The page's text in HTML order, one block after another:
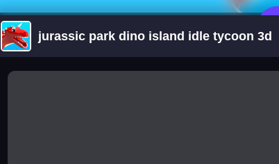
jurassic park dino island idle tycoon 3d
arena king